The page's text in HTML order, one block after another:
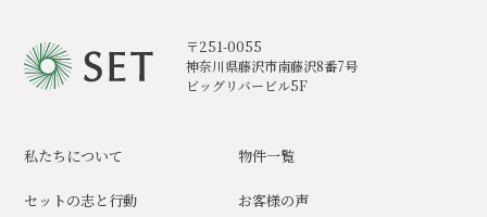
〒251-0055
神奈川県藤沢市南藤沢8番7号
ビッグリバービル5F
私たちについて
セットの志と行動
物件一覧
お客様の声